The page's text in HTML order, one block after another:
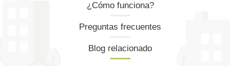
¿Cómo funciona?
Preguntas frecuentes
Blog relacionado